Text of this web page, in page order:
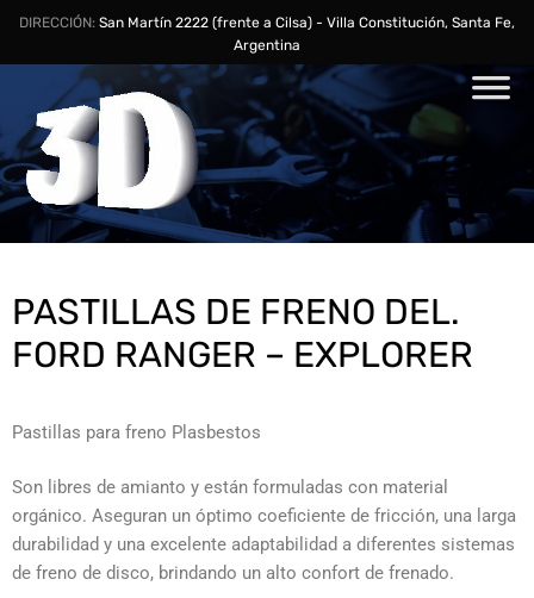
DIRECCIÓN: San Martín 2222 (frente a Cilsa) - Villa Constitución, Santa Fe,
Argentina
PASTILLAS DE FRENO DEL.
FORD RANGER – EXPLORER
Pastillas para freno Plasbestos
Son libres de amianto y están formuladas con material
orgánico. Aseguran un óptimo coeficiente de fricción, una larga
durabilidad y una excelente adaptabilidad a diferentes sistemas
de freno de disco, brindando un alto confort de frenado.